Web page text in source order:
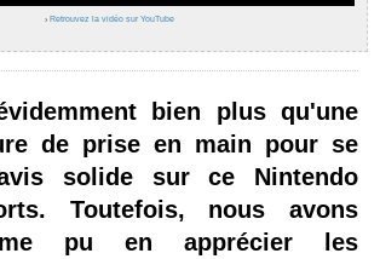
› Retrouvez la vidéo sur YouTube
bien plus qu'une
de prise en main pour se
solide sur ce Nintendo
Toutefois, nous avons
pu en apprécier les